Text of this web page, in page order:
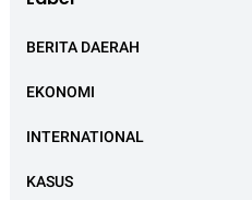
BERITA DAERAH
EKONOMI
INTERNATIONAL
KASUS